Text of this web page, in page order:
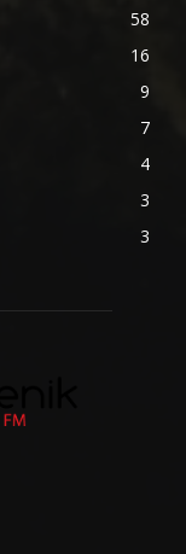
58
16
9
7
4
3
3